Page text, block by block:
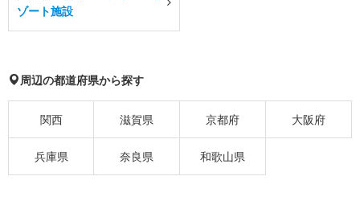
ゾート施設
周辺の都道府県から探す
関西 滋賀県 京都府 大阪府
兵庫県 奈良県 和歌山県